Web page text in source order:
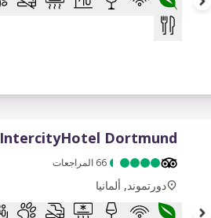
IntercityHotel Dortmund
66 المراجعات
دورتموند, ألمانيا